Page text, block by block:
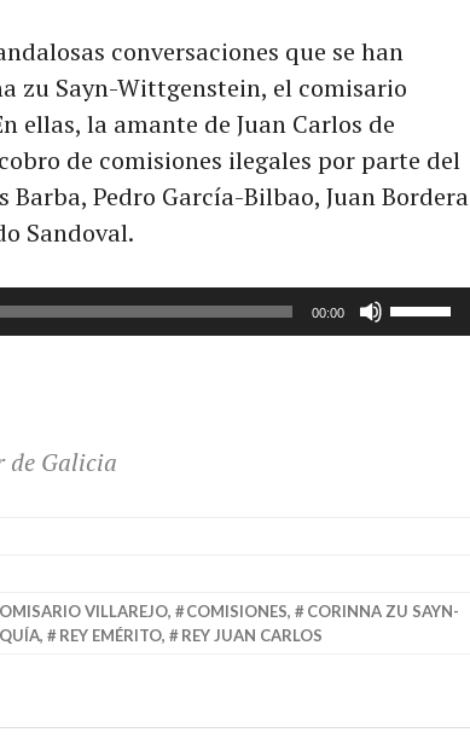
conversaciones que se han
zu Sayn-Wittgenstein, el comisario
ellas, la amante de Juan Carlos de
de comisiones ilegales por parte del
Barba, Pedro García-Bilbao, Juan Bordera
Sandoval.
00:00
Utiliza
las
de Galicia
VILLAREJO, COMISIONES,
CORINNA ZU SAYN-
, REY EMÉRITO, REY JUAN CARLOS